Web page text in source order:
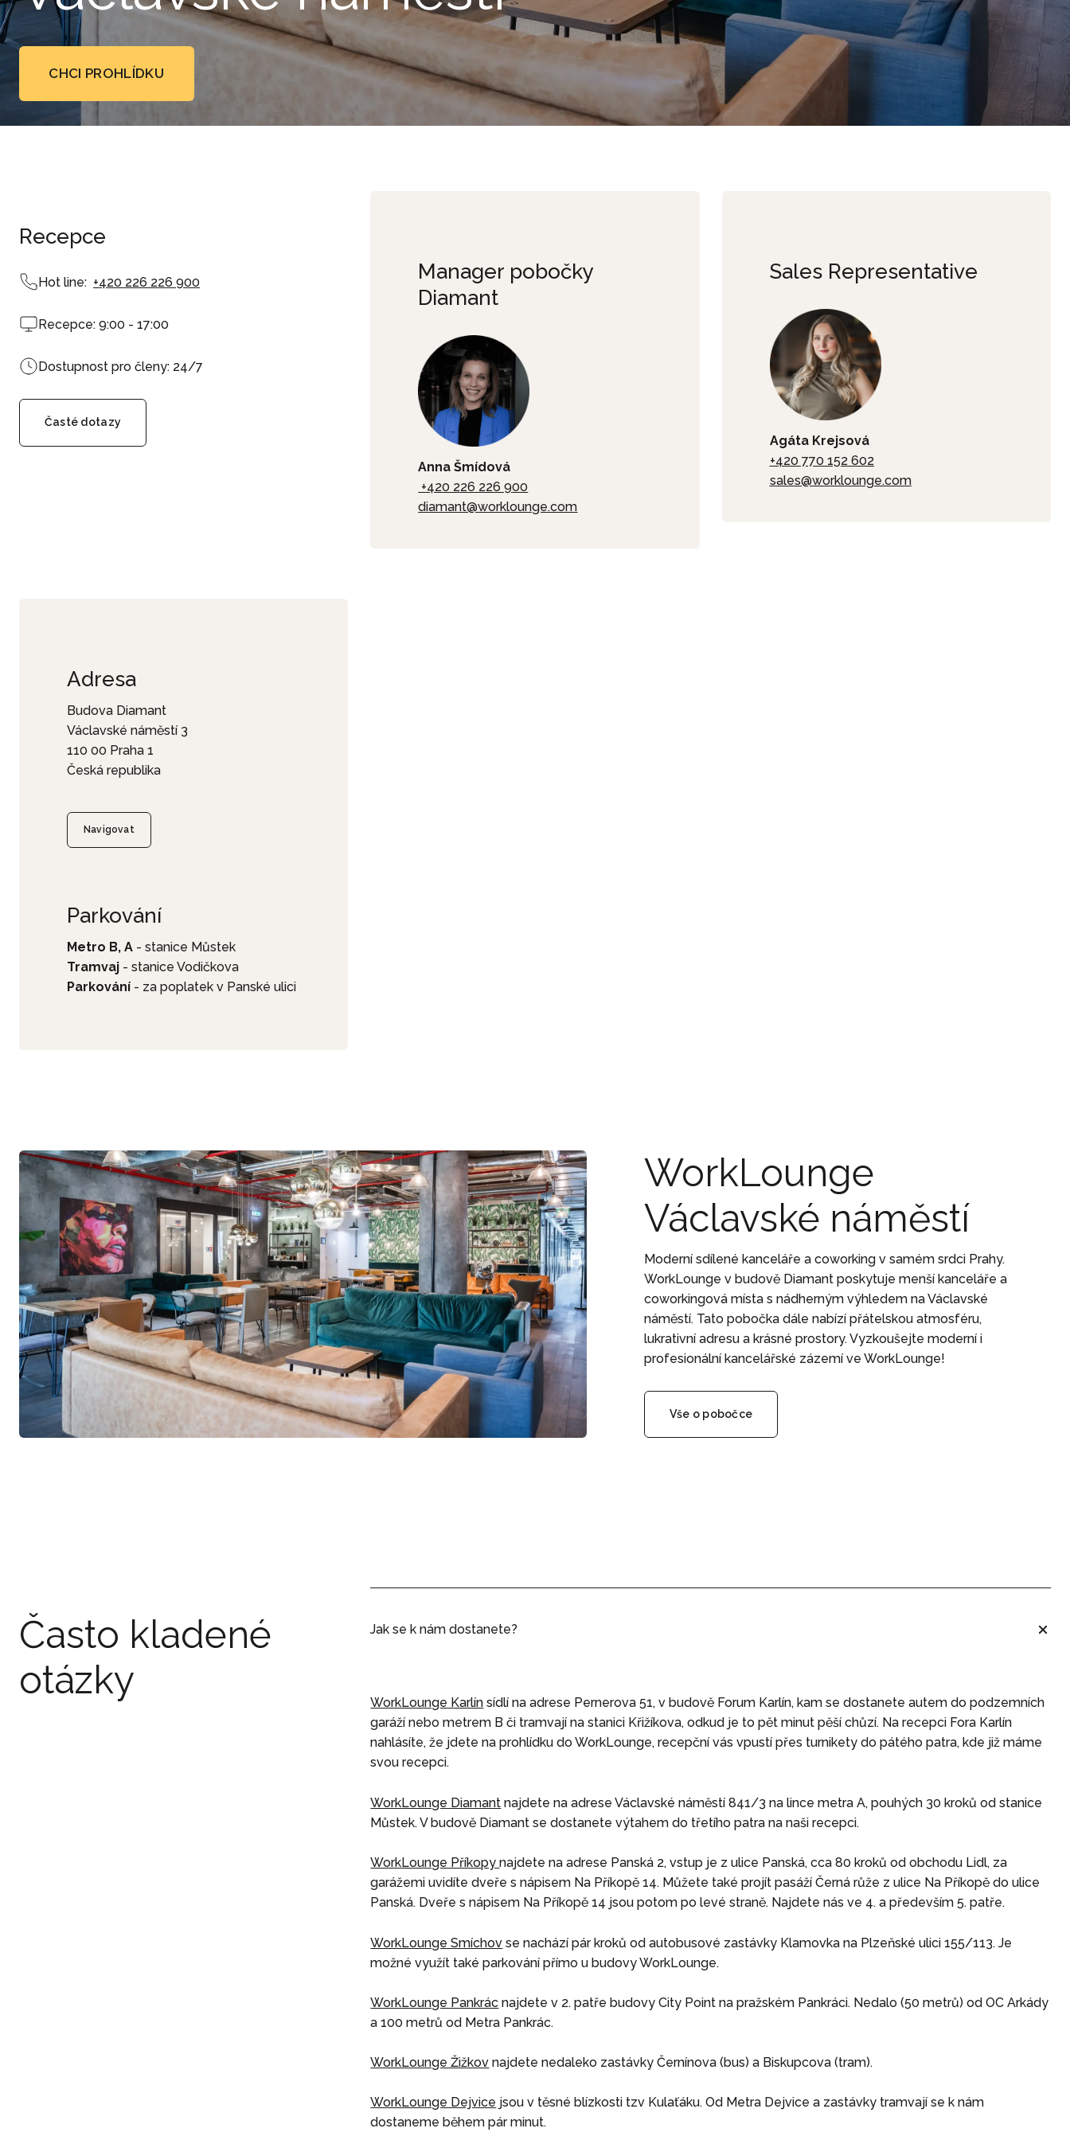
CHCI PROHLÍDKU
Recepce
Hot line: +420 226 226 900
Recepce: 9:00 - 17:00
Dostupnost pro členy: 24/7
Časté dotazy
Manager pobočky
Diamant
Anna Šmídová
+420 226 226 900
diamant@worklounge.com
Sales Representative
Agáta Krejsová
+420 770 152 602
sales@worklounge.com
Adresa
Budova Diamant
Václavské náměstí 3
110 00 Praha 1
Česká republika
Navigovat
Parkování
Metro B, A - stanice Můstek
Tramvaj - stanice Vodičkova
Parkování - za poplatek v Panské ulici
WorkLounge
Václavské náměstí
Moderní sdílené kanceláře a coworking v samém srdci Prahy.
WorkLounge v budově Diamant poskytuje menší kanceláře a
coworkingová místa s nádherným výhledem na Václavské
náměstí. Tato pobočka dále nabízí přátelskou atmosféru,
lukrativní adresu a krásné prostory. Vyzkoušejte moderní i
profesionální kancelářské zázemí ve WorkLounge!
Vše o pobočce
Často kladené
otázky
Jak se k nám dostanete?
WorkLounge Karlín sídlí na adrese Pernerova 51, v budově Forum Karlín, kam se dostanete autem do podzemních
garáží nebo metrem B či tramvají na stanici Křižíkova, odkud je to pět minut pěší chůzí. Na recepci Fora Karlín
nahlásíte, že jdete na prohlídku do WorkLounge, recepční vás vpustí přes turnikety do pátého patra, kde již máme
svou recepci.
WorkLounge Diamant najdete na adrese Václavské náměstí 841/3 na lince metra A, pouhých 30 kroků od stanice
Můstek. V budově Diamant se dostanete výtahem do třetího patra na naši recepci.
WorkLounge Příkopynajdete na adrese Panská 2, vstup je z ulice Panská, cca 80 kroků od obchodu Lidl, za
garážemi uvidíte dveře s nápisem Na Příkopě 14. Můžete také projít pasáží Černá růže z ulice Na Příkopě do ulice
Panská. Dveře s nápisem Na Příkopě 14 jsou potom po levé straně. Najdete nás ve 4. a především 5. patře.
WorkLounge Smíchov se nachází pár kroků od autobusové zastávky Klamovka na Plzeňské ulici 155/113. Je
možné využít také parkování přímo u budovy WorkLounge.
WorkLounge Pankrác najdete v 2. patře budovy City Point na pražském Pankráci. Nedalo (50 metrů) od OC Arkády
a 100 metrů od Metra Pankrác.
WorkLounge Žižkov najdete nedaleko zastávky Černínova (bus) a Biskupcova (tram).
WorkLounge Dejvice jsou v těsné blízkosti tzv Kulaťáku. Od Metra Dejvice a zastávky tramvají se k nám
dostaneme během pár minut.